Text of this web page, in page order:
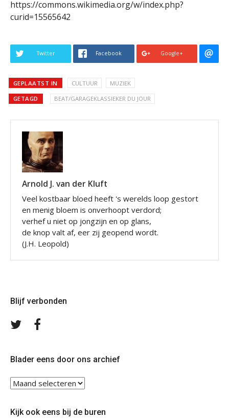
https://commons.wikimedia.org/w/index.php?
curid=15565642
Twitter Facebook Google+
GEPLAATST IN CULTUUR MUZIEK
GETAGD BEAT/GARAGEKLASSIEKER DU JOUR
Arnold J. van der Kluft
Veel kostbaar bloed heeft 's werelds loop gestort
en menig bloem is onverhoopt verdord;
verhef u niet op jongzijn en op glans,
de knop valt af, eer zij geopend wordt.
(J.H. Leopold)
Blijf verbonden
Volg
Blader eens door ons archief
Blader
ons
Kijk ook eens bij de buren